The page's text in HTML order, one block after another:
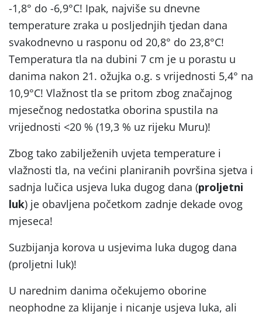
-1,8° do -6,9°C! Ipak, najviše su dnevne
temperature zraka u posljednjih tjedan dana
svakodnevno u rasponu od 20,8° do 23,8°C!
Temperatura tla na dubini 7 cm je u porastu u
danima nakon 21. ožujka o.g. s vrijednosti 5,4° na
10,9°C! Vlažnost tla se pritom zbog značajnog
mjesečnog nedostatka oborina spustila na
vrijednosti <20 % (19,3 % uz rijeku Muru)!
Zbog tako zabilježenih uvjeta temperature i
vlažnosti tla, na većini planiranih površina sjetva i
sadnja lučica usjeva luka dugog dana (proljetni
luk) je obavljena početkom zadnje dekade ovog
mjeseca!
Suzbijanja korova u usjevima luka dugog dana
(proljetni luk)!
U narednim danima očekujemo oborine
neophodne za klijanje i nicanje usjeva luka, ali